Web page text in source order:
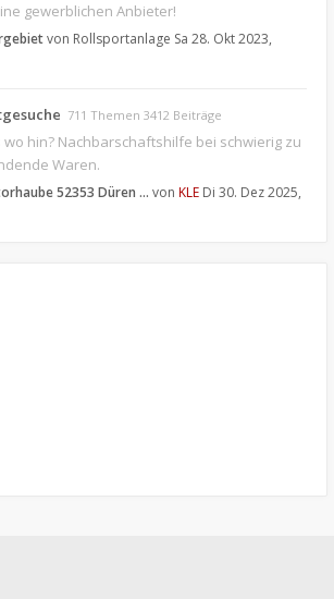
gewerblichen Anbieter!
von Rollsportanlage Sa 28. Okt 2023,
711 Themen 3412 Beiträge
wo hin? Nachbarschaftshilfe bei schwierig zu
Waren.
52353 Düren … von KLE Di 30. Dez 2025,